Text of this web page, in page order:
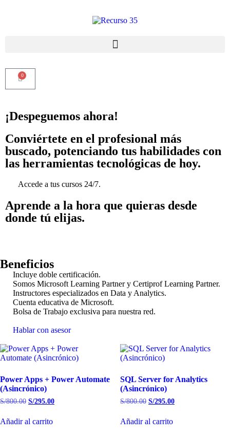
0
¡Despeguemos ahora!
Conviértete en el profesional más
buscado, potenciando tus habilidades con
las herramientas tecnológicas de hoy.
Accede a tus cursos 24/7.
Aprende a la hora que quieras desde
donde tú elijas.
Beneficios
Incluye doble certificación.
Somos Microsoft Learning Partner y Certiprof Learning Partner.
Instructores especializados en Data y Analytics.
Cuenta educativa de Microsoft.
Bolsa de Trabajo exclusiva para nuestra red.
Hablar con asesor
Power Apps + Power Automate
(Asincrónico)
S/800.00 S/295.00
Añadir al carrito
SQL Server for Analytics
(Asincrónico)
S/800.00 S/295.00
Añadir al carrito